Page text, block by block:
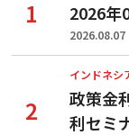
2026年
2026.08.07
インドネシ
政策金
利セミ